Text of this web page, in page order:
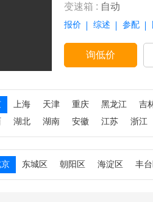
变速箱 : 自动
报价 综述 参配
询低价
上海 天津 重庆 黑龙江 吉
湖北 湖南 安徽 江苏 浙江
东城区 朝阳区 海淀区 丰